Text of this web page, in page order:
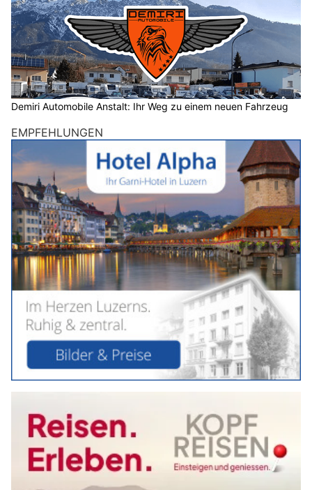
Demiri Automobile Anstalt: Ihr Weg zu einem neuen Fahrzeug
EMPFEHLUNGEN